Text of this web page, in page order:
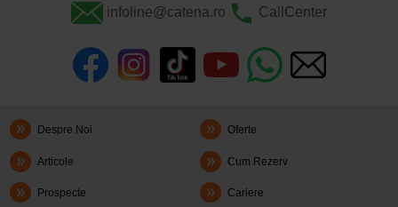
infoline@catena.ro CallCenter
Despre Noi Oferte
Articole Cum Rezerv
Prospecte Cariere